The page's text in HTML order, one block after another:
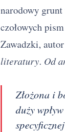
narodowy
czołowych
Zawadzki,
literatury. Od
Złożona i
duży